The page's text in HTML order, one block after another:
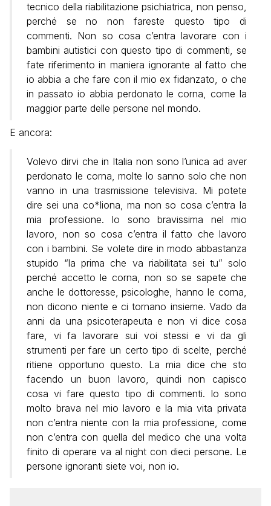
tecnico della riabilitazione psichiatrica, non penso,
perché se no non fareste questo tipo di
commenti. Non so cosa c’entra lavorare con i
bambini autistici con questo tipo di commenti, se
fate riferimento in maniera ignorante al fatto che
io abbia a che fare con il mio ex fidanzato, o che
in passato io abbia perdonato le corna, come la
maggior parte delle persone nel mondo.
E ancora:
Volevo dirvi che in Italia non sono l’unica ad aver
perdonato le corna, molte lo sanno solo che non
vanno in una trasmissione televisiva. Mi potete
dire sei una co*liona, ma non so cosa c’entra la
mia professione. Io sono bravissima nel mio
lavoro, non so cosa c’entra il fatto che lavoro
con i bambini. Se volete dire in modo abbastanza
stupido “la prima che va riabilitata sei tu” solo
perché accetto le corna, non so se sapete che
anche le dottoresse, psicologhe, hanno le corna,
non dicono niente e ci tornano insieme. Vado da
anni da una psicoterapeuta e non vi dice cosa
fare, vi fa lavorare sui voi stessi e vi da gli
strumenti per fare un certo tipo di scelte, perché
ritiene opportuno questo. La mia dice che sto
facendo un buon lavoro, quindi non capisco
cosa vi fare questo tipo di commenti. Io sono
molto brava nel mio lavoro e la mia vita privata
non c’entra niente con la mia professione, come
non c’entra con quella del medico che una volta
finito di operare va al night con dieci persone. Le
persone ignoranti siete voi, non io.